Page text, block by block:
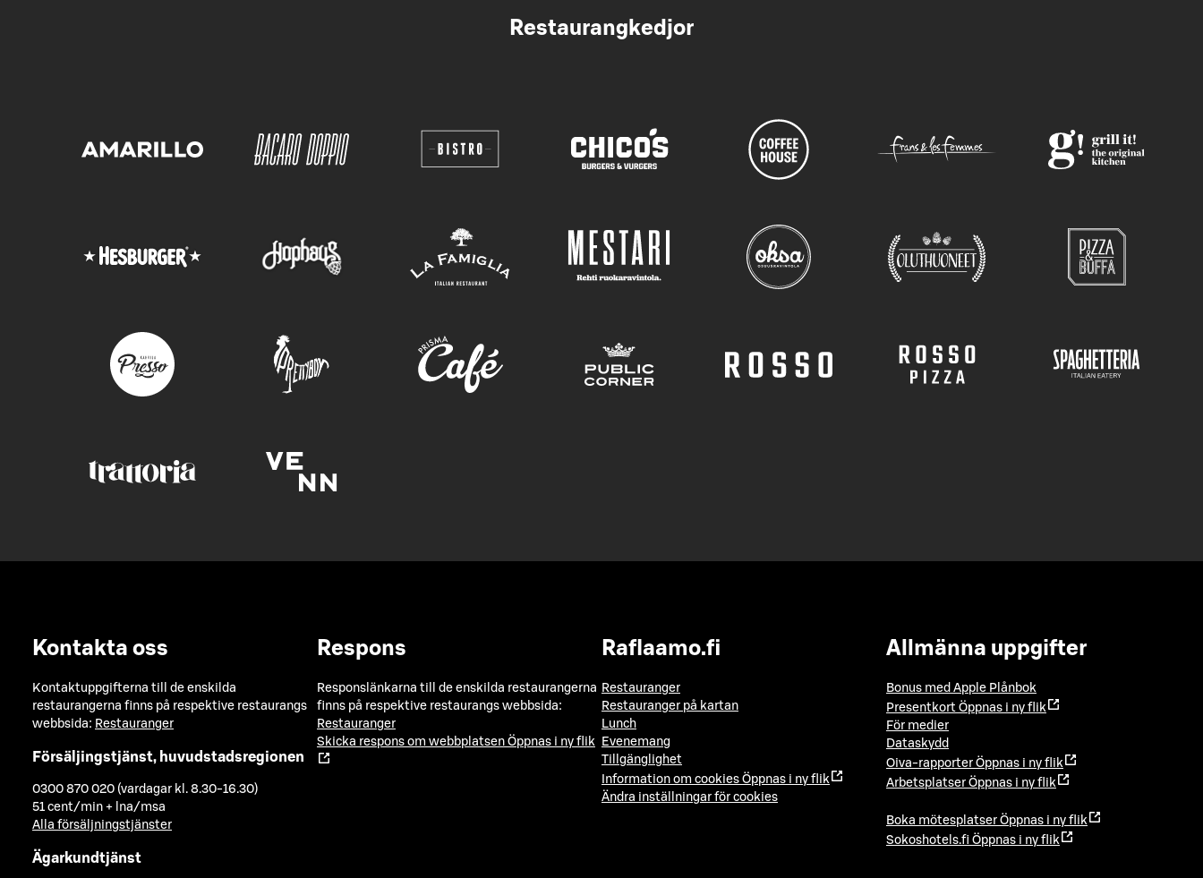
Restaurangkedjor
Kontakta oss
Kontaktuppgifterna till de enskilda
restaurangerna finns på respektive restaurangs
webbsida: Restauranger
Försäljingstjänst, huvudstadsregionen
0300 870 020 (vardagar kl. 8.30-16.30)
51 cent/min + lna/msa
Alla försäljningstjänster
Ägarkundtjänst
Respons
Responslänkarna till de enskilda restaurangerna
finns på respektive restaurangs webbsida:
Restauranger
Skicka respons om webbplatsen Öppnas i ny flik
Raflaamo.fi
Restauranger
Restauranger på kartan
Lunch
Evenemang
Tillgänglighet
Information om cookies Öppnas i ny flik
Ändra inställningar för cookies
Allmänna uppgifter
Bonus med Apple Plånbok
Presentkort Öppnas i ny flik
För medier
Dataskydd
Oiva-rapporter Öppnas i ny flik
Arbetsplatser Öppnas i ny flik
Boka mötesplatser Öppnas i ny flik
Sokoshotels.fi Öppnas i ny flik